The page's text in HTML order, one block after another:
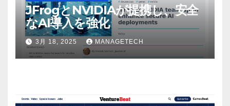
JFrogとNVIDIAが提携し、安全
なAI導入を強化
3月 18, 2025 MANAGETECH